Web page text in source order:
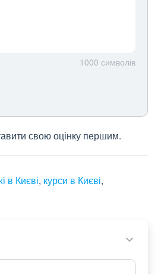
1000 символів
свою оцінку першим.
в Києві, курси в Києві,